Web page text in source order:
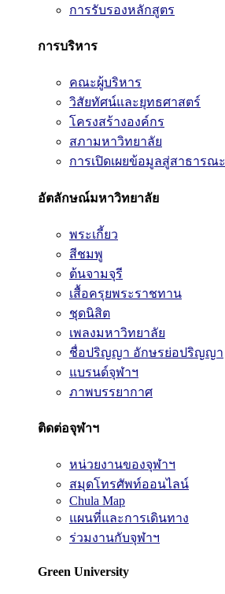
การรับรองหลักสูตร
การบริหาร
คณะผู้บริหาร
วิสัยทัศน์และยุทธศาสตร์
โครงสร้างองค์กร
สภามหาวิทยาลัย
การเปิดเผยข้อมูลสู่สาธารณะ
อัตลักษณ์มหาวิทยาลัย
พระเกี้ยว
สีชมพู
ต้นจามจุรี
เสื้อครุยพระราชทาน
ชุดนิสิต
เพลงมหาวิทยาลัย
ชื่อปริญญา อักษรย่อปริญญา
แบรนด์จุฬาฯ
ภาพบรรยากาศ
ติดต่อจุฬาฯ
หน่วยงานของจุฬาฯ
สมุดโทรศัพท์ออนไลน์
Chula Map
แผนที่และการเดินทาง
ร่วมงานกับจุฬาฯ
Green University